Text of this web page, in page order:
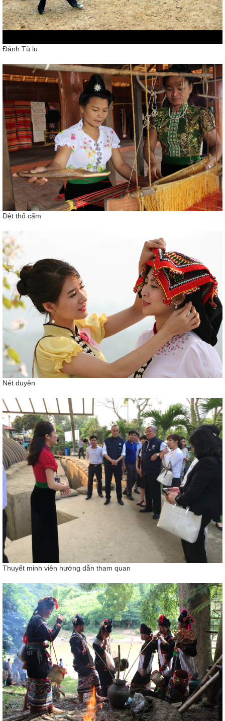
Đánh Tù lu
Dệt thổ cẩm
Nét duyên
Thuyết minh viên hướng dẫn tham quan